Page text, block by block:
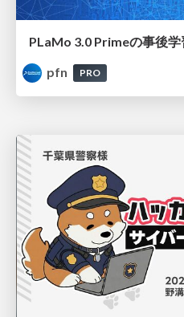
PLaMo 3.0 Primeの事後学
pfn
PRO